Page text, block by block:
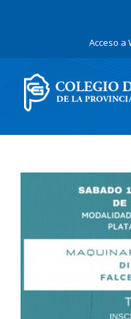
Acceso a